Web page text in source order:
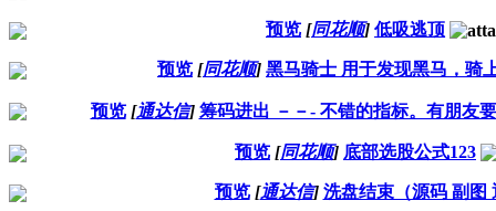
预览 [同花顺] 低吸逃顶
预览 [同花顺] 黑马骑士 用于发现黑马，骑
预览 [通达信] 筹码进出 －－- 不错的指标。有朋友
预览 [同花顺] 底部选股公式123
预览 [通达信] 洗盘结束（源码 副图